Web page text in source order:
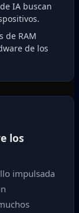
IA buscan
de RAM
de los
los
impulsada